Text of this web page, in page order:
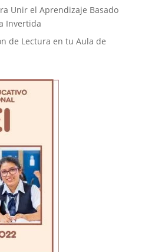
Unir el Aprendizaje Basado
Invertida
de Lectura en tu Aula de